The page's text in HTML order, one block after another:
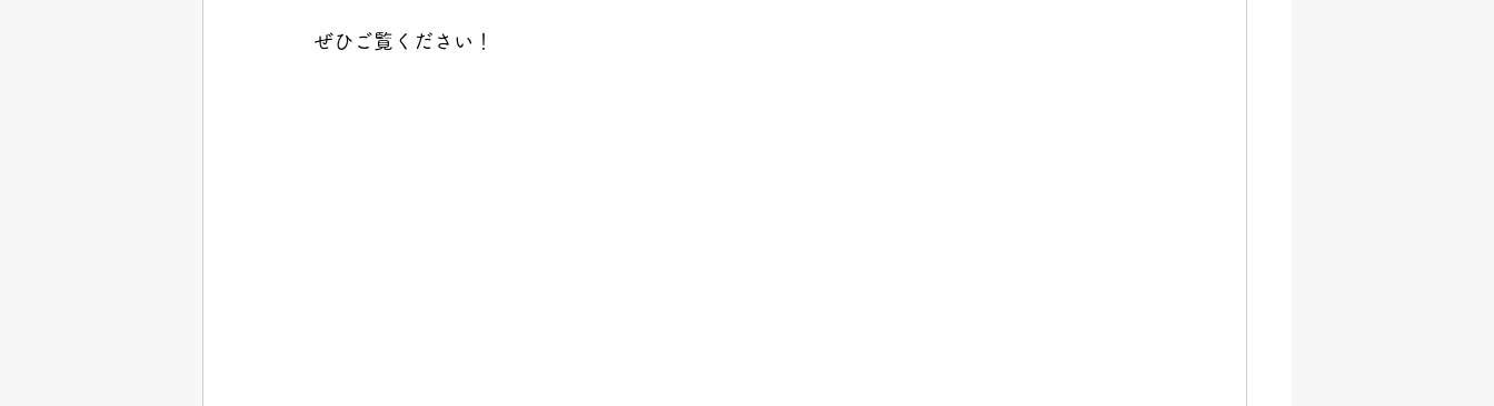
ぜひご覧ください！